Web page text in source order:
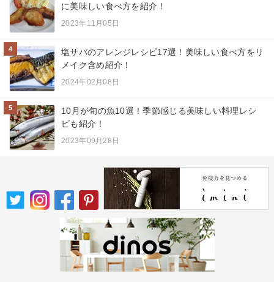
に美味しい食べ方を紹介！
2023年11月05日
4
塩サバのアレンジレシピ17選！美味しい食べ方をリ
メイク含め紹介！
2024年02月08日
5
10月が旬の魚10選！季節感じる美味しい料理レシ
ピも紹介！
2023年09月28日